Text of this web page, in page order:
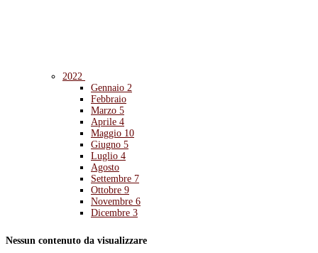
2022
Gennaio 2
Febbraio
Marzo 5
Aprile 4
Maggio 10
Giugno 5
Luglio 4
Agosto
Settembre 7
Ottobre 9
Novembre 6
Dicembre 3
Nessun contenuto da visualizzare